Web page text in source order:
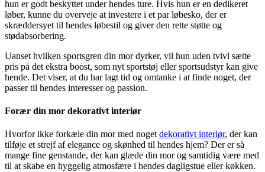
hun er godt beskyttet under hendes ture. Hvis hun er en dedikeret
løber, kunne du overveje at investere i et par løbesko, der er
skræddersyet til hendes løbestil og giver den rette støtte og
stødabsorbering.
Uanset hvilken sportsgren din mor dyrker, vil hun uden tvivl sætte
pris på det ekstra boost, som nyt sportstøj eller sportsudstyr kan give
hende. Det viser, at du har lagt tid og omtanke i at finde noget, der
passer til hendes interesser og passion.
Forær din mor dekorativt interiør
Hvorfor ikke forkæle din mor med noget dekorativt interiør, der kan
tilføje et strejf af elegance og skønhed til hendes hjem? Der er så
mange fine genstande, der kan glæde din mor og samtidig være med
til at skabe en hyggelig atmosfære i hendes dagligstue eller køkken.